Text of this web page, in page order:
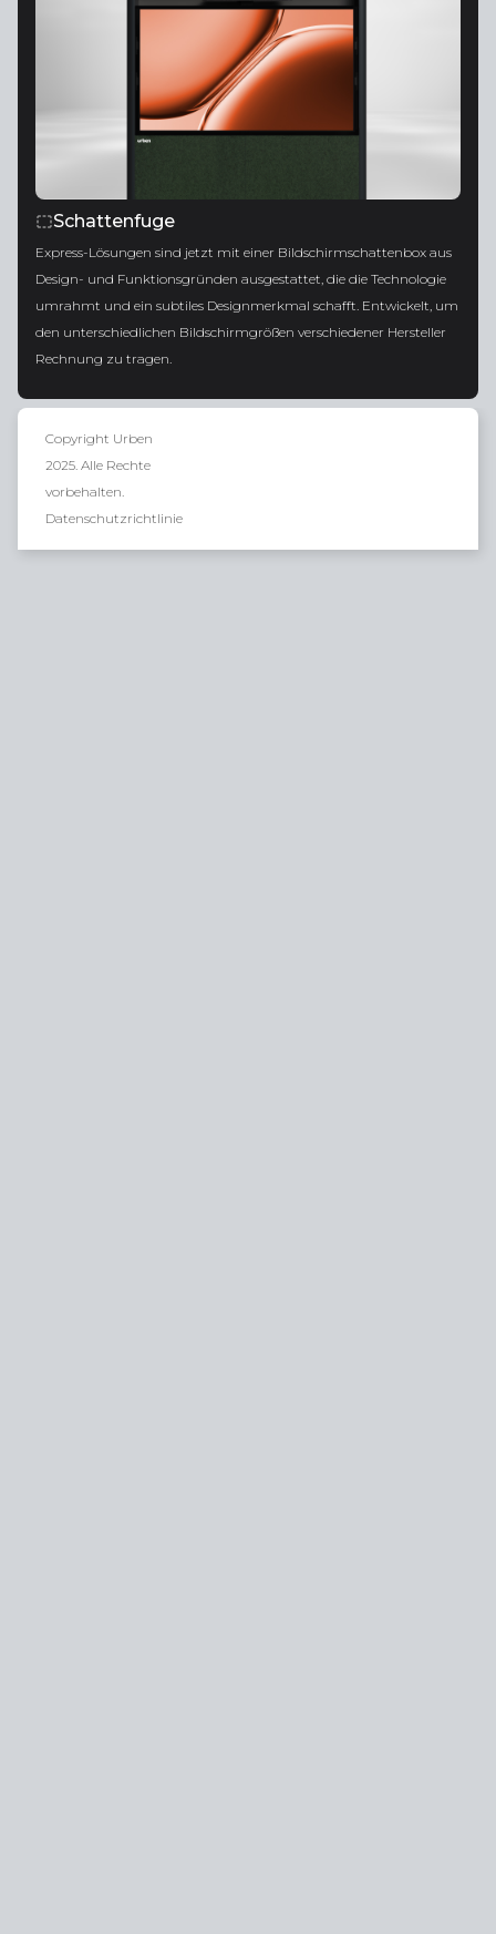
Schattenfuge
Express-Lösungen sind jetzt mit einer Bildschirmschattenbox aus
Design- und Funktionsgründen ausgestattet, die die Technologie
umrahmt und ein subtiles Designmerkmal schafft. Entwickelt, um
den unterschiedlichen Bildschirmgrößen verschiedener Hersteller
Rechnung zu tragen.
Copyright Urben
2025. Alle Rechte
vorbehalten.
Datenschutzrichtlinie